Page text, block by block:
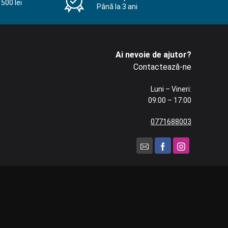
lei Până la 3 ani
Ai nevoie de ajutor?
Contactează-ne
Luni – Vineri:
09:00 – 17:00
0771688003